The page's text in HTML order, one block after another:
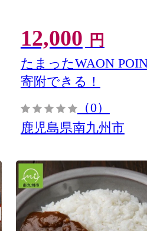
12,000 円
たまったWAON
寄附できる！
（0）
鹿児島県南九州市